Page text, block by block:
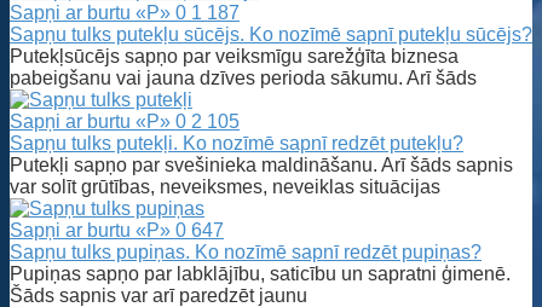
Sapņi ar burtu «P» 0 1 187
Sapņu tulks putekļu sūcējs. Ko nozīmē sapnī putekļu sūcējs?
Putekļsūcējs sapņo par veiksmīgu sarežģīta biznesa
pabeigšanu vai jauna dzīves perioda sākumu. Arī šāds
Sapņi ar burtu «P» 0 2 105
Sapņu tulks putekļi. Ko nozīmē sapnī redzēt putekļu?
Putekļi sapņo par svešinieka maldināšanu. Arī šāds sapnis
var solīt grūtības, neveiksmes, neveiklas situācijas
Sapņi ar burtu «P» 0 647
Sapņu tulks pupiņas. Ko nozīmē sapnī redzēt pupiņas?
Pupiņas sapņo par labklājību, saticību un sapratni ģimenē.
Šāds sapnis var arī paredzēt jaunu